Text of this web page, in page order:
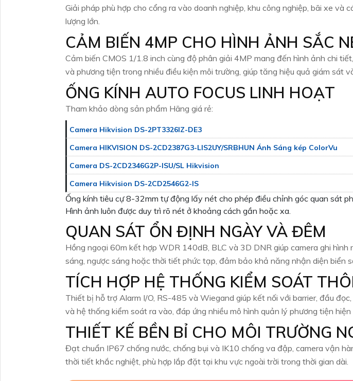
Giải pháp phù hợp cho cổng ra vào doanh nghiệp, khu công nghiệp, bãi xe và
lượng lớn.
CẢM BIẾN 4MP CHO HÌNH ẢNH SẮC
Cảm biến CMOS 1/1.8 inch cùng độ phân giải 4MP mang đến hình ảnh chi
và phương tiện trong nhiều điều kiện môi trường, giúp tăng hiệu quả giám sát
ỐNG KÍNH AUTO FOCUS LINH HOẠT
Tham khảo dòng sản phẩm Hãng giá rẻ:
Camera Hikvision DS-2PT3326IZ-DE3
Camera HIKVISION DS-2CD2387G3-LIS2UY/SRBHUN Ánh Sáng kép ColorVu
Camera DS-2CD2346G2P-ISU/SL Hikvision
Camera Hikvision DS-2CD2546G2-IS
Ống kính tiêu cự 8-32mm tự động lấy nét cho phép điều chỉnh góc quan sát
Hình ảnh luôn được duy trì rõ nét ở khoảng cách gần hoặc xa.
QUAN SÁT ỔN ĐỊNH NGÀY VÀ ĐÊM
Hồng ngoại 60m kết hợp WDR 140dB, BLC và 3D DNR giúp camera ghi hình
sáng, ngược sáng hoặc thời tiết phức tạp, đảm bảo khả năng nhận diện biển
TÍCH HỢP HỆ THỐNG KIỂM SOÁT
Thiết bị hỗ trợ Alarm I/O, RS-485 và Wiegand giúp kết nối với barrier, đầu
và hệ thống kiểm soát ra vào, đáp ứng nhiều mô hình quản lý phương tiện hiện
THIẾT KẾ BỀN BỈ CHO MÔI TRƯỜNG
Đạt chuẩn IP67 chống nước, chống bụi và IK10 chống va đập, camera vận
thời tiết khắc nghiệt, phù hợp lắp đặt tại khu vực ngoài trời trong thời gian dài.